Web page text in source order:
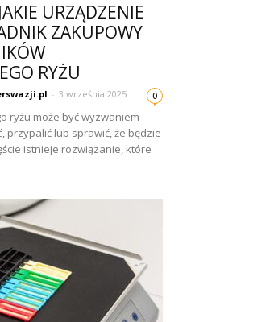
URZĄDZENIE
ZAKUPOWY
RYŻU
- 3 września 2025 0
ryżu może być wyzwaniem –
przypalić lub sprawić, że będzie
istnieje rozwiązanie, które